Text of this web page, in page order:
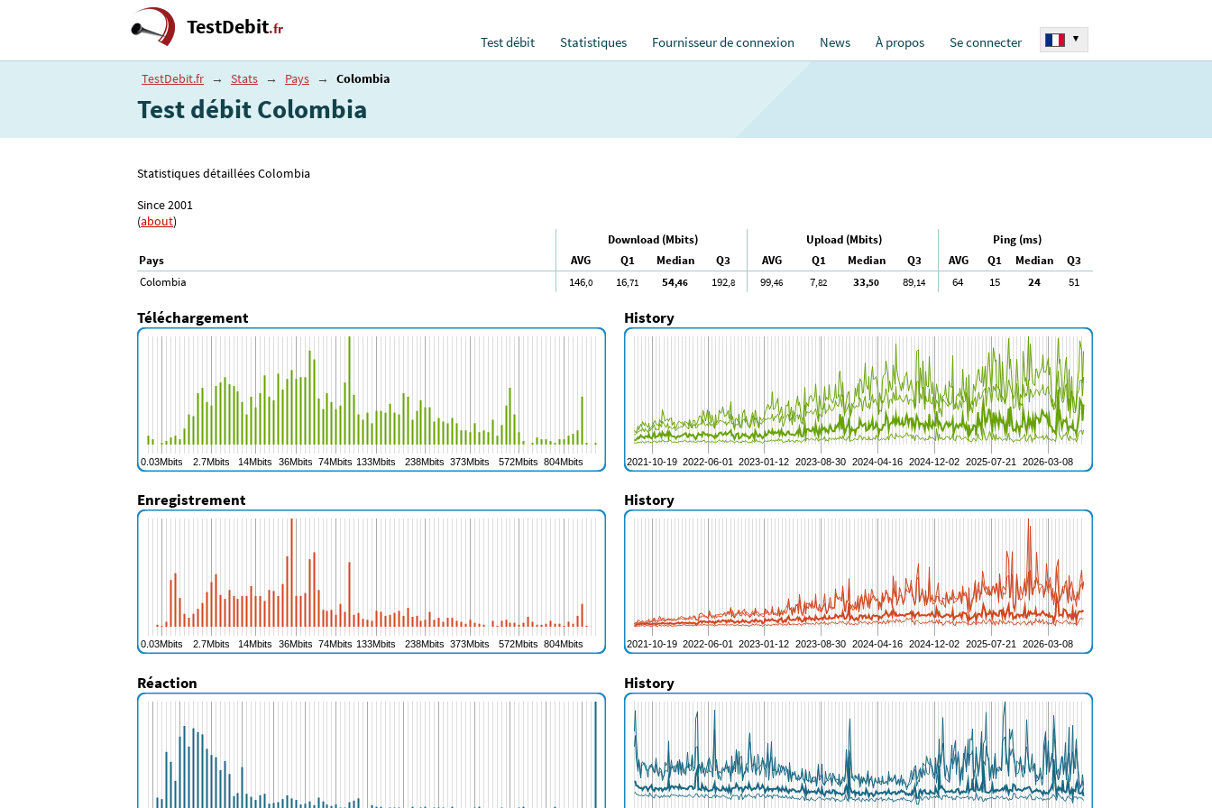
TestDebit.fr
Test débit Statistiques Fournisseur de connexion News À propos Se connecter ▾
TestDebit.fr → Stats → Pays → Colombia
Test débit Colombia
Statistiques détaillées Colombia
Since 2001
(about)
Download (Mbits) Upload (Mbits)
Ping (ms)
Pays
AVG Q1 Median Q3 AVG Q1 Median Q3 AVG Q1 Median
Q3
Colombia
146,0 16,71 54,46 192,8 99,46 7,82 33,50 89,14 64 15 24 51
Téléchargement History
Enregistrement History
Réaction History